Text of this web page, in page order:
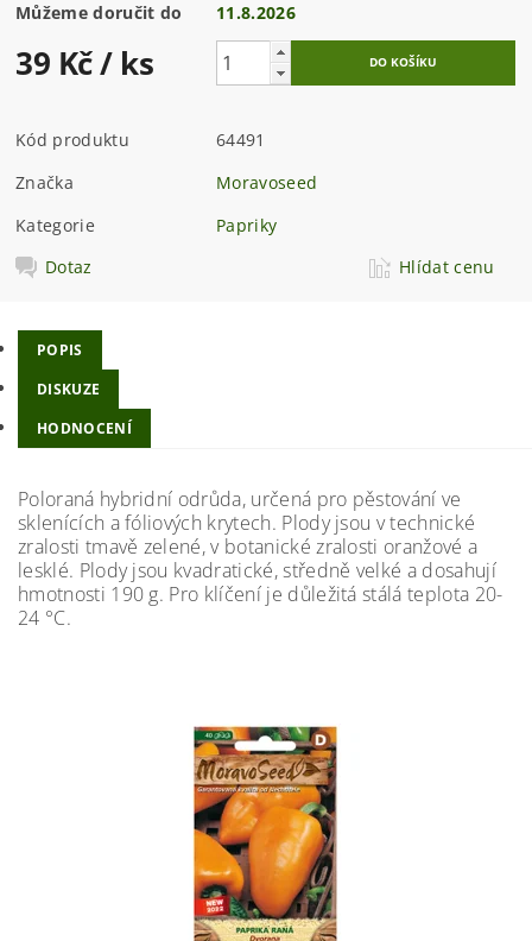
Můžeme doručit do 11.8.2026
39 Kč/ ks
Kód produktu
64491
Značka
Moravoseed
Kategorie
Papriky
Dotaz
Hlídat cenu
POPIS
DISKUZE
HODNOCENÍ
Poloraná hybridní odrůda, určená pro pěstování ve
sklenících a fóliových krytech. Plody jsou v technické
zralosti tmavě zelené, v botanické zralosti oranžové a
lesklé. Plody jsou kvadratické, středně velké a dosahují
hmotnosti 190 g. Pro klíčení je důležitá stálá teplota 20-
24 °C.